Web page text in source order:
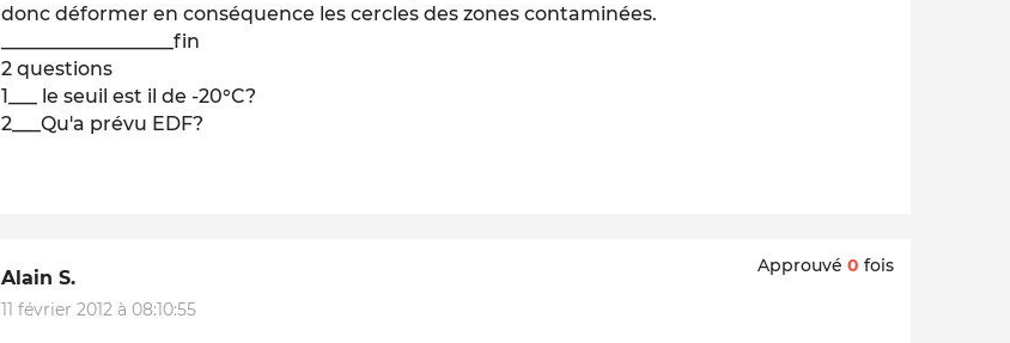
donc déformer en conséquence les cercles des zones contaminées.
__________________fin
2 questions
1___ le seuil est il de -20°C?
2___Qu'a prévu EDF?
Alain S.
11 février 2012 à 08:10:55
Approuvé 0 fois